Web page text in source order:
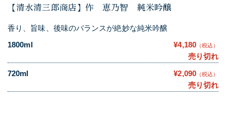
【清水清三郎商店】作 恵乃智 純米吟醸
香り、旨味、後味のバランスが絶妙な純米吟醸
1800ml
¥4,180 （税込）
売り切れ
720ml
¥2,090 （税込）
売り切れ